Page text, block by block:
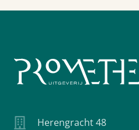
Herengracht 48